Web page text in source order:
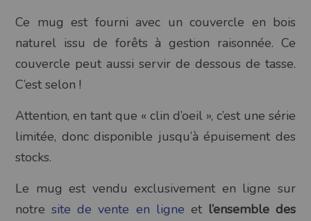
Ce mug est fourni avec un couvercle en bois
naturel issu de forêts à gestion raisonnée. Ce
couvercle peut aussi servir de dessous de tasse.
C’est selon !
Attention, en tant que « clin d’oeil », c’est une série
limitée, donc disponible jusqu’à épuisement des
stocks.
Le mug est vendu exclusivement en ligne sur
notresite de vente en ligne et l’ensemble des